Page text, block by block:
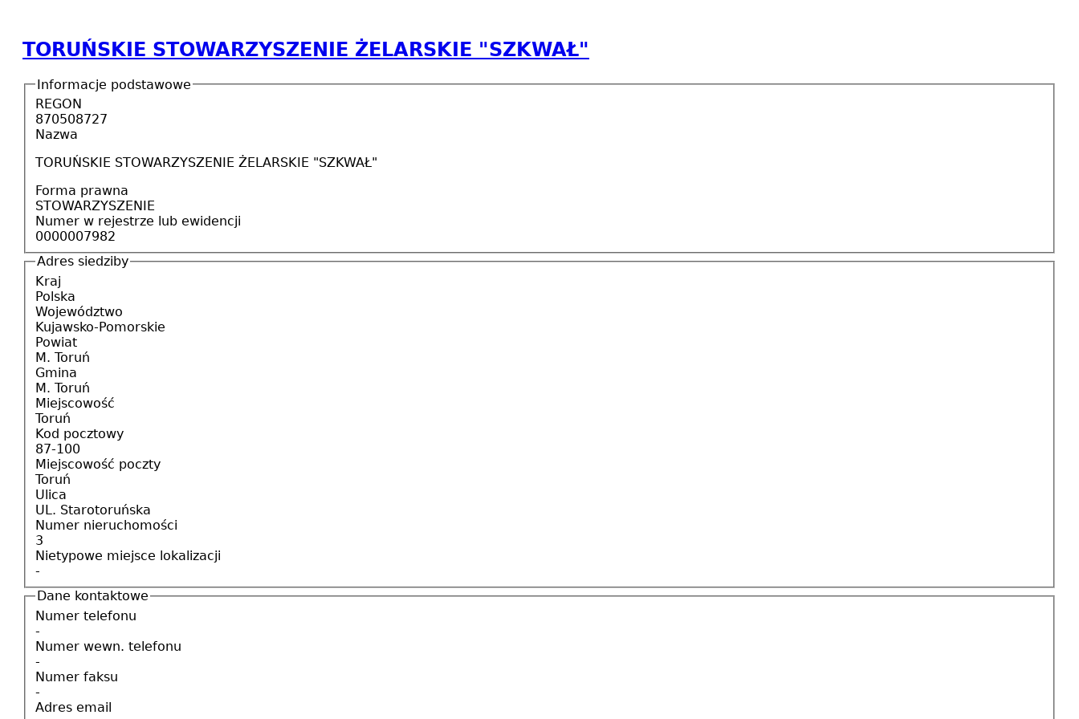
TORUŃSKIE STOWARZYSZENIE ŻELARSKIE "SZKWAŁ"
Informacje podstawowe
REGON
870508727
Nazwa
TORUŃSKIE STOWARZYSZENIE ŻELARSKIE "SZKWAŁ"
Forma prawna
STOWARZYSZENIE
Numer w rejestrze lub ewidencji
0000007982
Adres siedziby
Kraj
Polska
Województwo
Kujawsko-Pomorskie
Powiat
M. Toruń
Gmina
M. Toruń
Miejscowość
Toruń
Kod pocztowy
87-100
Miejscowość poczty
Toruń
Ulica
UL. Starotoruńska
Numer nieruchomości
3
Nietypowe miejsce lokalizacji
-
Dane kontaktowe
Numer telefonu
-
Numer wewn. telefonu
-
Numer faksu
-
Adres email